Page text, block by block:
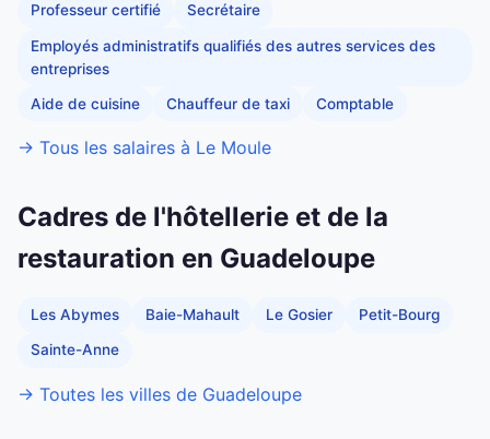
Professeur certifié Secrétaire
Employés administratifs qualifiés des autres services des
entreprises
Aide de cuisine Chauffeur de taxi Comptable
→ Tous les salaires à Le Moule
Cadres de l'hôtellerie et de la
restauration en Guadeloupe
Les Abymes Baie-Mahault Le Gosier Petit-Bourg
Sainte-Anne
→ Toutes les villes de Guadeloupe